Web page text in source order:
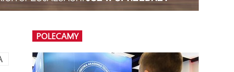
POLECAMY